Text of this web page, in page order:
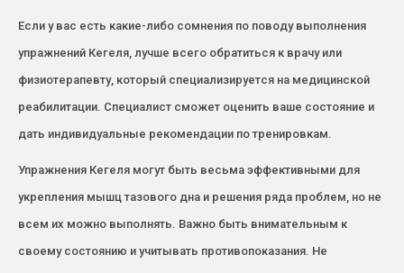
Если у вас есть какие-либо сомнения по поводу выполнения
упражнений Кегеля, лучше всего обратиться к врачу или
физиотерапевту, который специализируется на медицинской
реабилитации. Специалист сможет оценить ваше состояние и
дать индивидуальные рекомендации по тренировкам.
Упражнения Кегеля могут быть весьма эффективными для
укрепления мышц тазового дна и решения ряда проблем, но не
всем их можно выполнять. Важно быть внимательным к
своему состоянию и учитывать противопоказания. Не